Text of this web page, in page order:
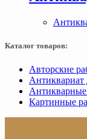
Каталог товаров:
Авторские
Антиквариат
Картинные